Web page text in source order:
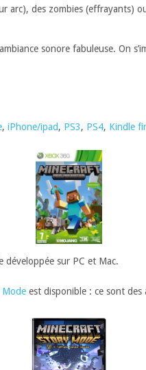
arc), des zombies (effrayants)
sonore fabuleuse. On
, iPhone/ipad, PS3, PS4, Kindle
développée sur PC et Mac.
est disponible : ce sont des